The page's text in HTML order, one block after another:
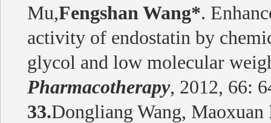
Mu,Fengshan Wang*.
activity of endostatin by
glycol and low molecular
Pharmacotherapy, 2012, 66:
33.Dongliang Wang, Maoxuan